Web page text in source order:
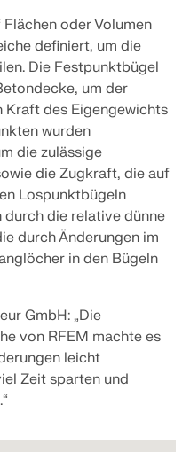
aço
aço utilizando
e AISC 360,
6 para fluxos de
oder Volumen
definiert, um die
Die Festpunktbügel
um der
Kraft des Eigengewichts
wurden
die zulässige
die Zugkraft, die auf
Lospunktbügeln
die relative dünne
durch Änderungen im
in den Bügeln
GmbH: „Die
von RFEM machte es
leicht
Zeit sparten und